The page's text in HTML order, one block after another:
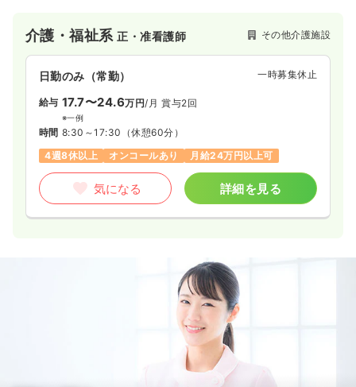
す。
介護・福祉系正・准看護師 その他介護施設
日勤のみ（常勤） 一時募集休止
給与 17.7〜24.6万円/月 賞与2回
※一例
時間 8:30～17:30 （休憩60分）
4週8休以上
オンコールあり 月給24万円以上可
気になる 詳細を見る